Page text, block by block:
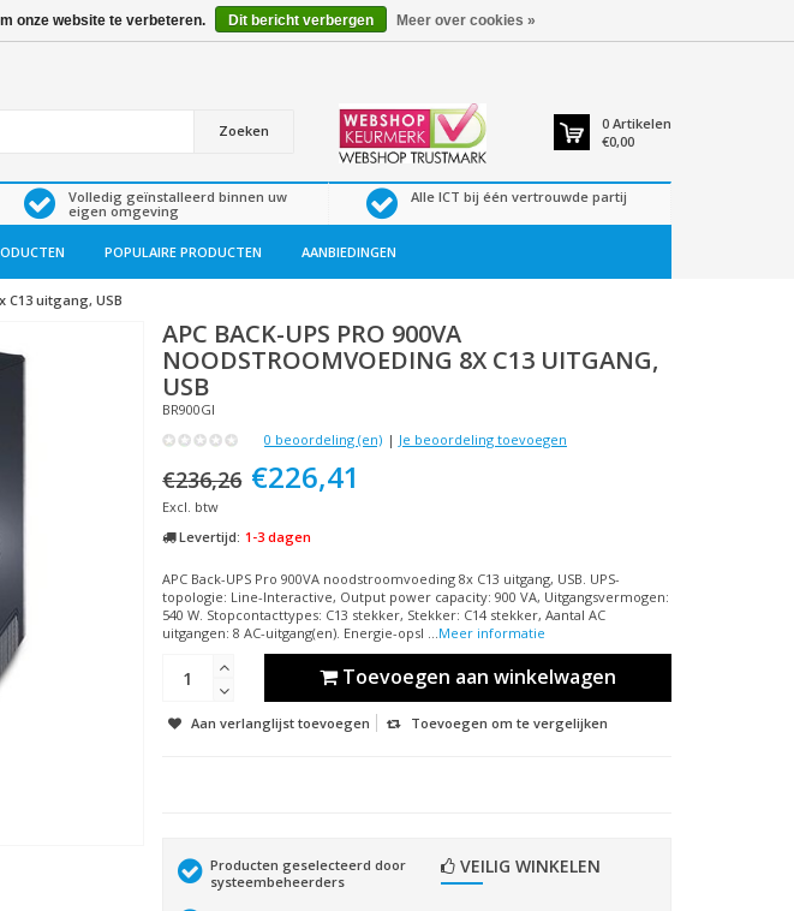
Zoeken 0 Artikelen
€0,00
Volledig geïnstalleerd binnen uw
eigen omgeving
Alle ICT bij één vertrouwde partij
POPULAIRE PRODUCTEN AANBIEDINGEN
C13 uitgang, USB
APC BACK-UPS PRO 900VA
NOODSTROOMVOEDING 8X C13 UITGANG,
USB
BR900GI
0 beoordeling (en) | Je beoordeling toevoegen
€236,26 €226,41
Excl. btw
Levertijd: 1-3 dagen
APC Back-UPS Pro 900VA noodstroomvoeding 8x C13 uitgang, USB. UPS-
topologie: Line-Interactive, Output power capacity: 900 VA, Uitgangsvermogen:
540 W. Stopcontacttypes: C13 stekker, Stekker: C14 stekker, Aantal AC
uitgangen: 8 AC-uitgang(en). Energie-opsl ...Meer informatie
Toevoegen aan winkelwagen
Aan verlanglijst toevoegen Toevoegen om te vergelijken
Producten geselecteerd door
systeembeheerders
VEILIG WINKELEN
onze website te verbeteren. Dit bericht verbergen Meer over cookies »